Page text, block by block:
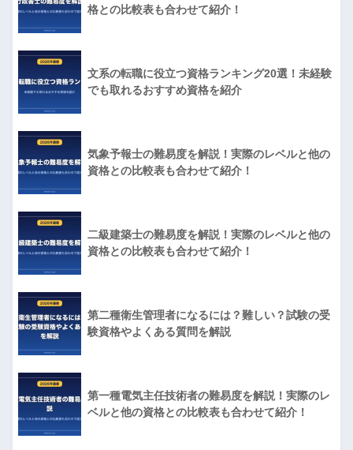
格との比較表も合わせて紹介！
文系の転職に役立つ資格ランキング20選！未経験
でも取れるおすすめ資格を紹介
気象予報士の難易度を解説！実際のレベルと他の
資格との比較表も合わせて紹介！
二級建築士の難易度を解説！実際のレベルと他の
資格との比較表も合わせて紹介！
第二種衛生管理者になるには？難しい？試験の受
験資格やよくある質問を解説
第一種電気主任技術者の難易度を解説！実際のレ
ベルと他の資格との比較表も合わせて紹介！